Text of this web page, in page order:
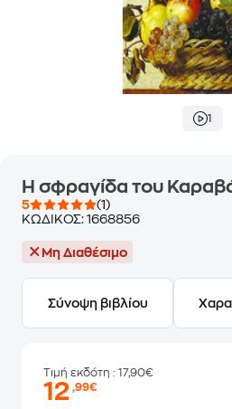
1
Η σφραγίδα του
5
(1)
ΚΩΔΙΚΟΣ: 1668856
Μη Διαθέσιμο
Σύνοψη βιβλίου
Τιμή εκδότη : 17,90€
12,99€